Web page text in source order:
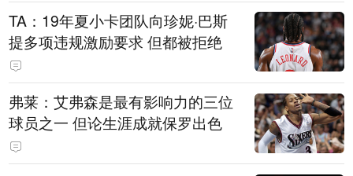
TA：19年夏小卡团队向珍妮·巴斯
提多项违规激励要求 但都被拒绝
弗莱：艾弗森是最有影响力的三位
球员之一 但论生涯成就保罗出色